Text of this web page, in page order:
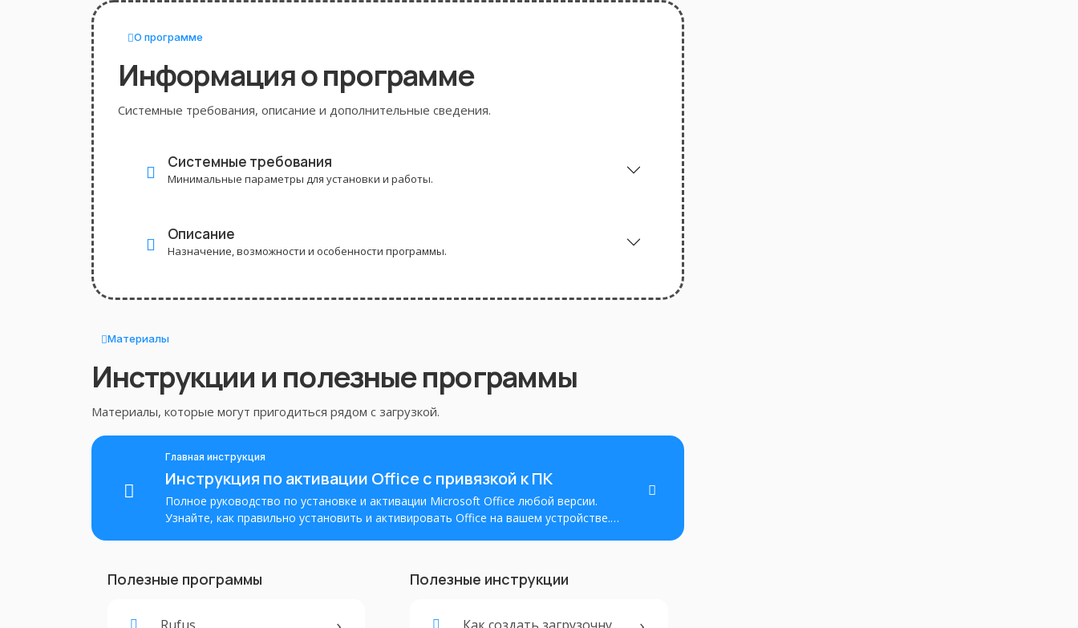
О программе
Информация о программе
Системные требования, описание и дополнительные сведения.
Системные требования
Минимальные параметры для установки и работы.
Описание
Назначение, возможности и особенности программы.
Материалы
Инструкции и полезные программы
Материалы, которые могут пригодиться рядом с загрузкой.
Главная инструкция
Инструкция по активации Office с привязкой к ПК
Полное руководство по установке и активации Microsoft Office любой версии.
Узнайте, как правильно установить и активировать Office на вашем устройстве.
Полезные программы Полезные инструкции